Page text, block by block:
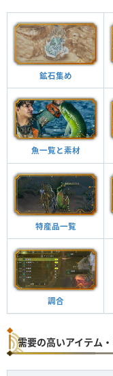
鉱石集め
魚一覧と素材
特産品一覧
調合
需要の高いアイテム